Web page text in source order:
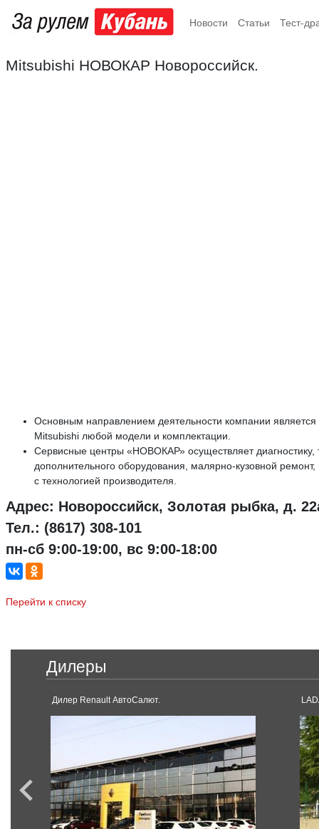
Новости Статьи Тест-
Mitsubishi НОВОКАР Новороссийск.
Основным направлением деятельности компании
Mitsubishi любой модели и комплектации.
Сервисные центры «НОВОКАР» осуществляет диагностику,
дополнительного оборудования, малярно-кузовной
с технологией производителя.
Адрес: Новороссийск, Золотая рыбка, д.
Тел.: (8617) 308-101
пн-сб 9:00-19:00, вс 9:00-18:00
Перейти к списку
Дилеры
Дилер Renault АвтоСалют.